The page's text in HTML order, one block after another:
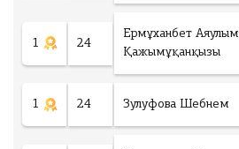
1 24
Ермұханбет Аяулым
Қажымұқанқызы
1 24 Зулуфова Шебнем